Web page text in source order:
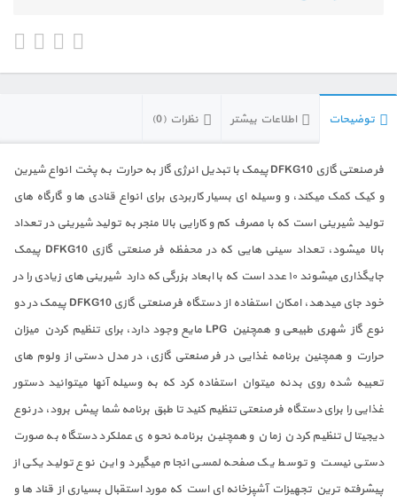
توضیحات اطلاعات بیشتر نظرات (0)
فر صنعتی گازی DFKG10 پیمک با تبدیل انرژی گاز به حرارت به پخت انواع شیرین
و کیک کمک میکند، و وسیله ای بسیار کاربردی برای انواع قنادی ها و گارگاه های
تولید شیرینی است که با مصرف کم و کارایی بالا منجر به تولید شیرینی در تعداد
بالا میشود، تعداد سینی هایی که در محفظه فر صنعتی گازی DFKG10 پیمک
جایگذاری میشوند ۱۰ عدد است که با ابعاد بزرگی که دارد شیرینی های زیادی را در
خود جای میدهد، امکان استفاده از دستگاه فر صنعتی گازی DFKG10 پیمک در دو
نوع گاز شهری طبیعی و همچنین LPG مایع وجود دارد، برای تنظیم کردن میزان
حرارت و همچنین برنامه غذایی در فر صنعتی گازی، در مدل دستی از ولوم های
تعبیه شده روی بدنه میتوان استفاده کرد که به وسیله آنها میتوانید دستور
غذایی را برای دستگاه فر صنعتی تنظیم کنید تا طبق برنامه شما پیش برود، در نوع
دیجیتال تنظیم کردن زمان و همچنین برنامه نحوه ی عملکرد دستگاه به صورت
دستی نیست و توسط یک صفحه لمسی انجام میگیرد و این نوع تولید یکی از
پیشرفته ترین تجهیزات آشپزخانه ای است که مورد استقبال بسیاری از قناد ها و